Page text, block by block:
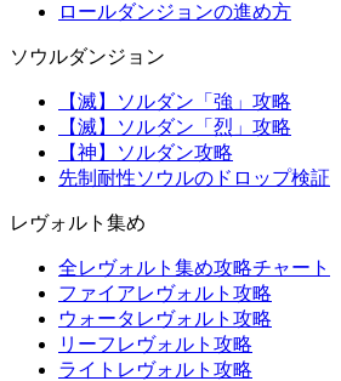
ロールダンジョンの進め方
ソウルダンジョン
【滅】ソルダン「強」攻略
【滅】ソルダン「烈」攻略
【神】ソルダン攻略
先制耐性ソウルのドロップ検証
レヴォルト集め
全レヴォルト集め攻略チャート
ファイアレヴォルト攻略
ウォータレヴォルト攻略
リーフレヴォルト攻略
ライトレヴォルト攻略